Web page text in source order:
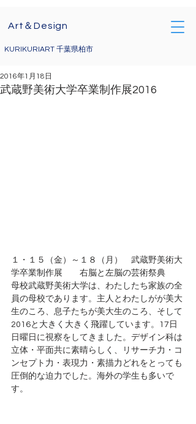
Art＆Design
KURIKURIART 千葉県柏市
武蔵野美術大学卒業制作展2016
2016年1月18日
１・１５（金）～１８（月）　武蔵野美術大
学卒業制作展　　右脳と左脳の芸術祭典
母校武蔵野美術大学は、わたしたち家族の全
員の母校であります。主人とわたしがが美大
生のころ、息子たちが美大生のころ、そして
2016と大きく大きく飛躍しています。17日
日曜日に視察をしてきました。デザイン科は
立体・平面共に素晴らしく、リサーチ力・コ
ンセプト力・表現力・素描力どれをとっても
圧倒的な迫力でした。海外の学生も多いで
す。